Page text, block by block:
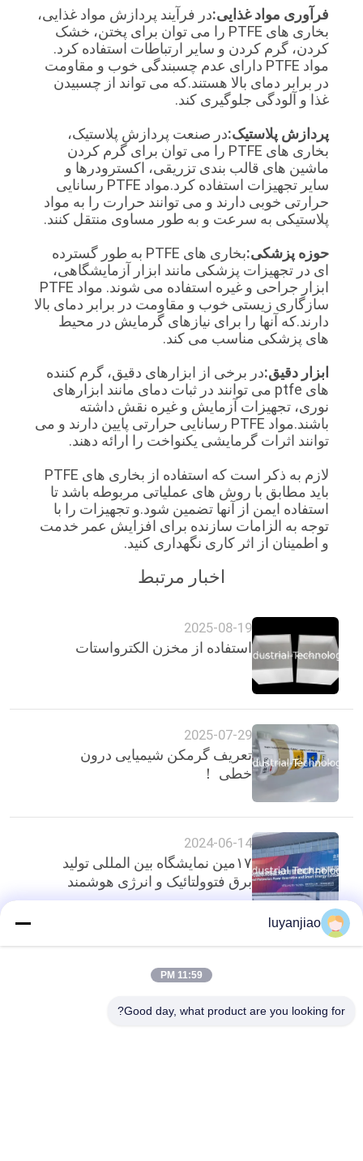
نقشه
سایت
PRIVACY
POLICY
فرآوری مواد غذایی:در فرآیند پردازش مواد غذایی،
بخاری های PTFE را می توان برای پختن، خشک
کردن، گرم کردن و سایر ارتباطات استفاده کرد.
مواد PTFE دارای عدم چسبندگی خوب و مقاومت
در برابر دمای بالا هستند.که می تواند از چسبیدن
غذا و آلودگی جلوگیری کند.
پردازش پلاستیک:در صنعت پردازش پلاستیک،
بخاری های PTFE را می توان برای گرم کردن
ماشین های قالب بندی تزریقی، اکسترودرها و
سایر تجهیزات استفاده کرد.مواد PTFE رسانایی
حرارتی خوبی دارند و می توانند حرارت را به مواد
پلاستیکی به سرعت و به طور مساوی منتقل کنند.
حوزه پزشکی:
بخاری های PTFE به طور گسترده
ای در تجهیزات پزشکی مانند ابزار آزمایشگاهی،
ابزار جراحی و غیره استفاده می شوند. مواد PTFE
سازگاری زیستی خوب و مقاومت در برابر دمای بالا
دارند.که آنها را برای نیازهای گرمایش در محیط
های پزشکی مناسب می کند.
ابزار دقیق:در برخی از ابزارهای دقیق، گرم کننده
های ptfe می توانند در ثبات دمای مانند ابزارهای
نوری، تجهیزات آزمایش و غیره نقش داشته
باشند.مواد PTFE رسانایی حرارتی پایین دارند و می
توانند اثرات گرمایشی یکنواخت را ارائه دهند.
لازم به ذکر است که استفاده از بخاری های PTFE
باید مطابق با روش های عملیاتی مربوطه باشد تا
استفاده ایمن از آنها تضمین شود.و تجهیزات را با
توجه به الزامات سازنده برای افزایش عمر خدمت
و اطمینان از اثر کاری نگهداری کنید.
اخبار مرتبط
2025-08-19
استفاده از مخزن الکترواستات
2025-07-29
تعریف گرمکن شیمیایی درون
خطی ！
2024-06-14
۱۷مین نمایشگاه بین المللی تولید
برق فتوولتائیک و انرژی هوشمند
بالا
luyanjiao
11:59 PM
Good day, what product are you looking for?